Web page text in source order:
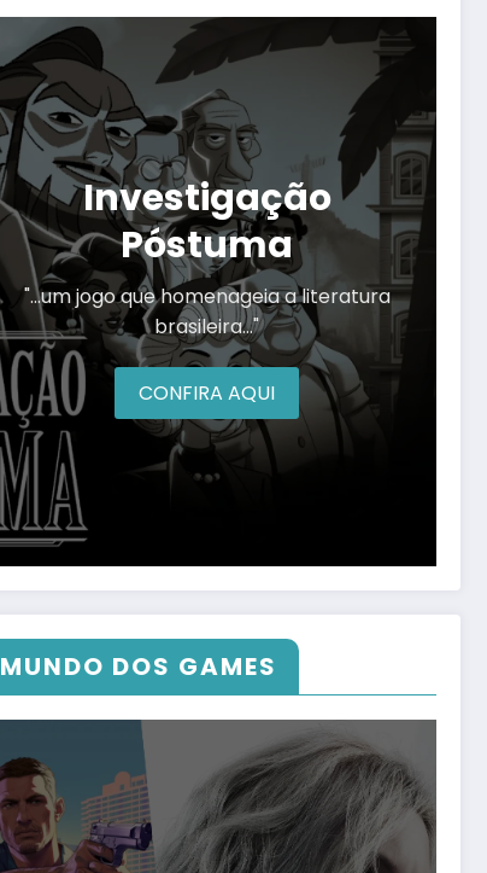
Investigação
Póstuma
"…um jogo que homenageia a literatura
brasileira…"
CONFIRA AQUI
MUNDO DOS GAMES